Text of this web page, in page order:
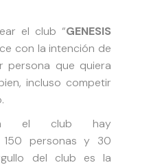
el club “GENESIS
con la intención de
persona que quiera
incluso competir
en el club hay
150 personas y 30
del club es la